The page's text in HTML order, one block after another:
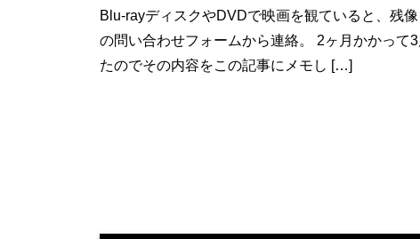
Blu-rayディスクやDVDで映画を観ていると、残
の問い合わせフォームから連絡。 2ヶ月かかって
たのでその内容をこの記事にメモし […]